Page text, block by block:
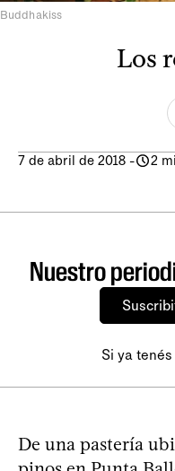
Buddhakiss
Los
7 de abril de 2018 - 2
Nuestro
Si ya
De una pastería